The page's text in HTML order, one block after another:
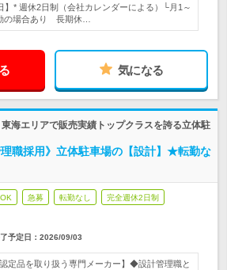
】* 週休2日制（会社カレンダーによる）└月1～
の場合あり 長期休…
気になる
海エリアで販売実績トップクラスを誇る立体駐
理職採用》立体駐車場の【設計】★転勤な
急募 転勤なし 完全週休2日制
予定日： 2026/09/03
認定品を取り扱う専門メーカー】◆設計管理職と